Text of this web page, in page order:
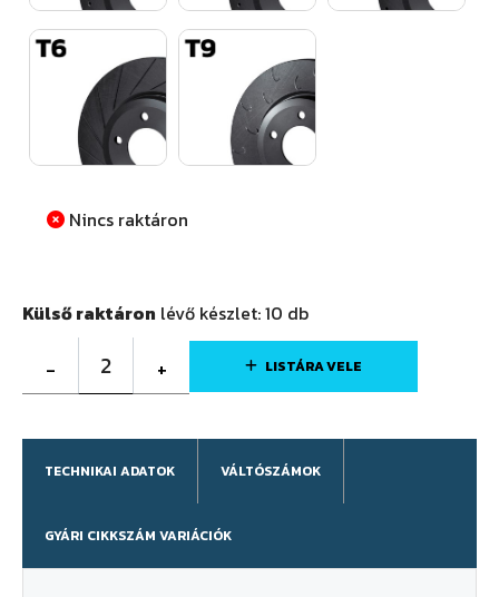
Nincs raktáron
Külső raktáron lévő készlet:10 db
- 2 + LISTÁRA VELE
TECHNIKAI ADATOK VÁLTÓSZÁMOK
GYÁRI CIKKSZÁM VARIÁCIÓK